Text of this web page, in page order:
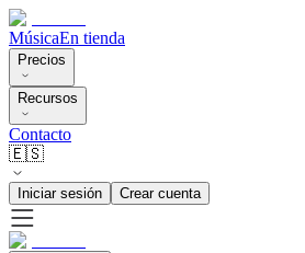
MúsicaEn tienda
Precios
Recursos
Contacto
🇪🇸
Iniciar sesión Crear cuenta